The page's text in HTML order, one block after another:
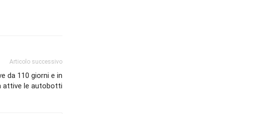
Articolo successivo
da 110 giorni e in
attive le autobotti